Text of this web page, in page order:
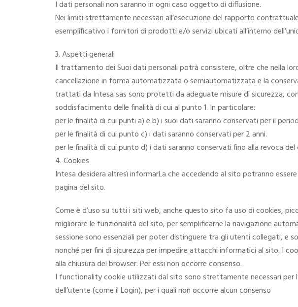
I dati personali non saranno in ogni caso oggetto di diffusione.
Nei limiti strettamente necessari all’esecuzione del rapporto
esemplificativo i fornitori di prodotti e/o servizi ubicati all’interno
3. Aspetti generali
Il trattamento dei Suoi dati personali potrà consistere, oltre che nella
cancellazione in forma automatizzata o semiautomatizzata e la
trattati da Intesa sas sono protetti da adeguate misure di sicurezza,
soddisfacimento delle finalità di cui al punto 1. In particolare:
per le finalità di cui punti a) e b) i suoi dati saranno conservati per il
per le finalità di cui punto c) i dati saranno conservati per 2 anni.
per le finalità di cui punto d) i dati saranno conservati fino alla revoca del
4. Cookies
Intesa desidera altresì informarLa che accedendo al sito potranno
pagina del sito.
Come è d’uso su tutti i siti web, anche questo sito fa uso di cookies,
migliorare le funzionalità del sito, per semplificarne la navigazione
sessione sono essenziali per poter distinguere tra gli utenti collegati, e
nonché per fini di sicurezza per impedire attacchi informatici al sito. I
alla chiusura del browser. Per essi non occorre consenso.
I functionality cookie utilizzati dal sito sono strettamente necessari per
dell’utente (come il Login), per i quali non occorre alcun consenso